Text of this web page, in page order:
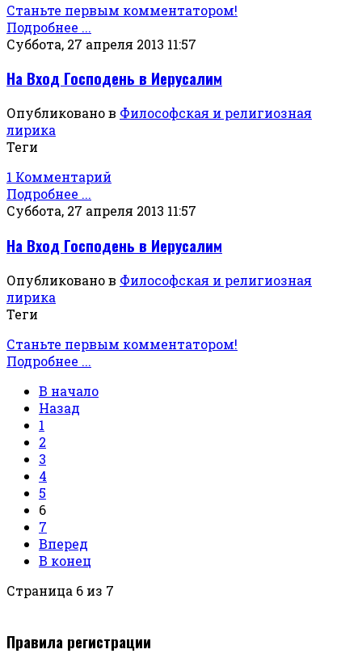
Станьте первым комментатором!
Подробнее ...
Суббота, 27 апреля 2013 11:57
На Вход Господень в Иерусалим
Опубликовано в Философская и религиозная
лирика
Теги
1 Комментарий
Подробнее ...
Суббота, 27 апреля 2013 11:57
На Вход Господень в Иерусалим
Опубликовано в Философская и религиозная
лирика
Теги
Станьте первым комментатором!
Подробнее ...
В начало
Назад
1
2
3
4
5
6
7
Вперед
В конец
Страница 6 из 7
Правила регистрации